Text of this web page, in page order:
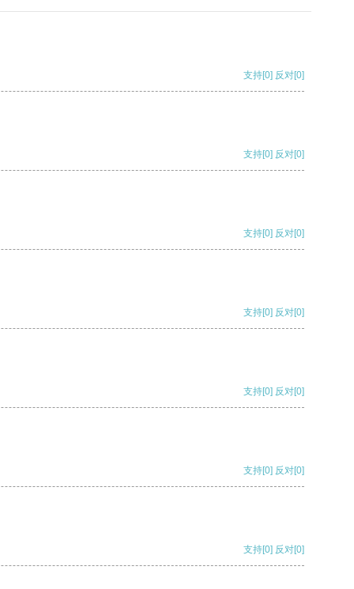
支持[0] 反对[0]
支持[0] 反对[0]
支持[0] 反对[0]
支持[0] 反对[0]
支持[0] 反对[0]
支持[0] 反对[0]
支持[0] 反对[0]